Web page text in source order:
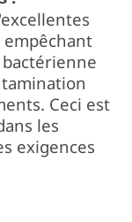
Ceci est
les
exigences